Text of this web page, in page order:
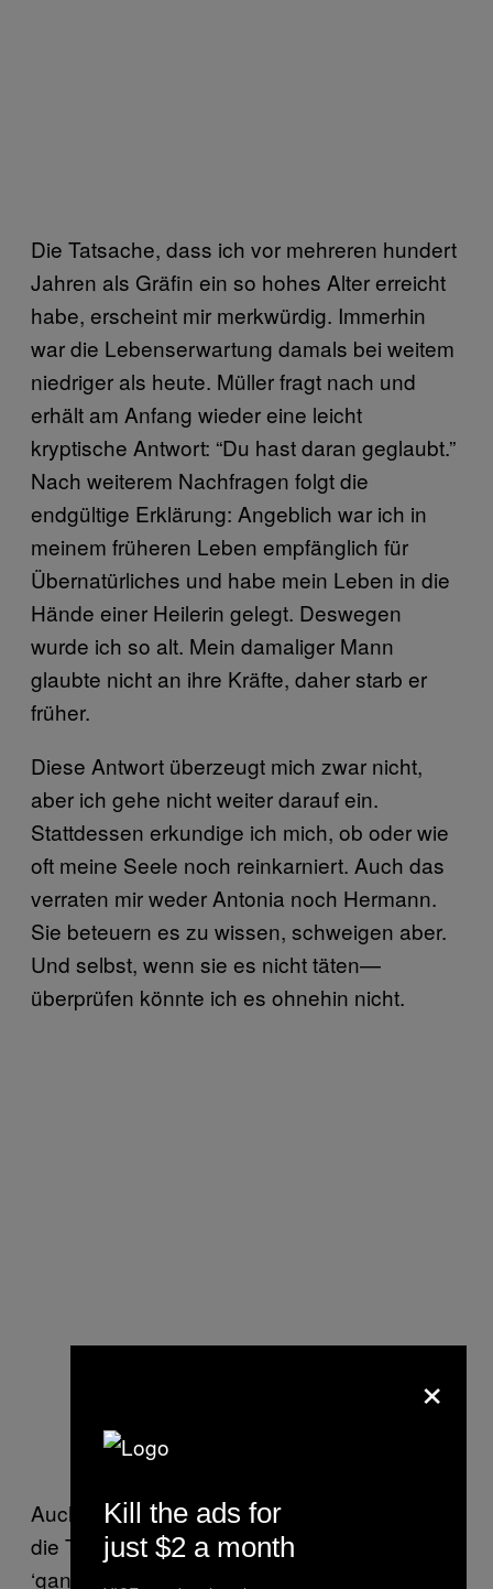
Die Tatsache, dass ich vor mehreren hundert
Jahren als Gräfin ein so hohes Alter erreicht
habe, erscheint mir merkwürdig. Immerhin
war die Lebenserwartung damals bei weitem
niedriger als heute. Müller fragt nach und
erhält am Anfang wieder eine leicht
kryptische Antwort: “Du hast daran geglaubt.”
Nach weiterem Nachfragen folgt die
endgültige Erklärung: Angeblich war ich in
meinem früheren Leben empfänglich für
Übernatürliches und habe mein Leben in die
Hände einer Heilerin gelegt. Deswegen
wurde ich so alt. Mein damaliger Mann
glaubte nicht an ihre Kräfte, daher starb er
früher.
Diese Antwort überzeugt mich zwar nicht,
aber ich gehe nicht weiter darauf ein.
Stattdessen erkundige ich mich, ob oder wie
oft meine Seele noch reinkarniert. Auch das
verraten mir weder Antonia noch Hermann.
Sie beteuern es zu wissen, schweigen aber.
Und selbst, wenn sie es nicht täten—
überprüfen könnte ich es ohnehin nicht.
Auch der Teufel würde existieren, erzählen
die Toten. Hermanns Meinung nach wäre er
‘ganz OK’. Er mache nur seinen Job.
×
Kill the ads for
just $2 a month